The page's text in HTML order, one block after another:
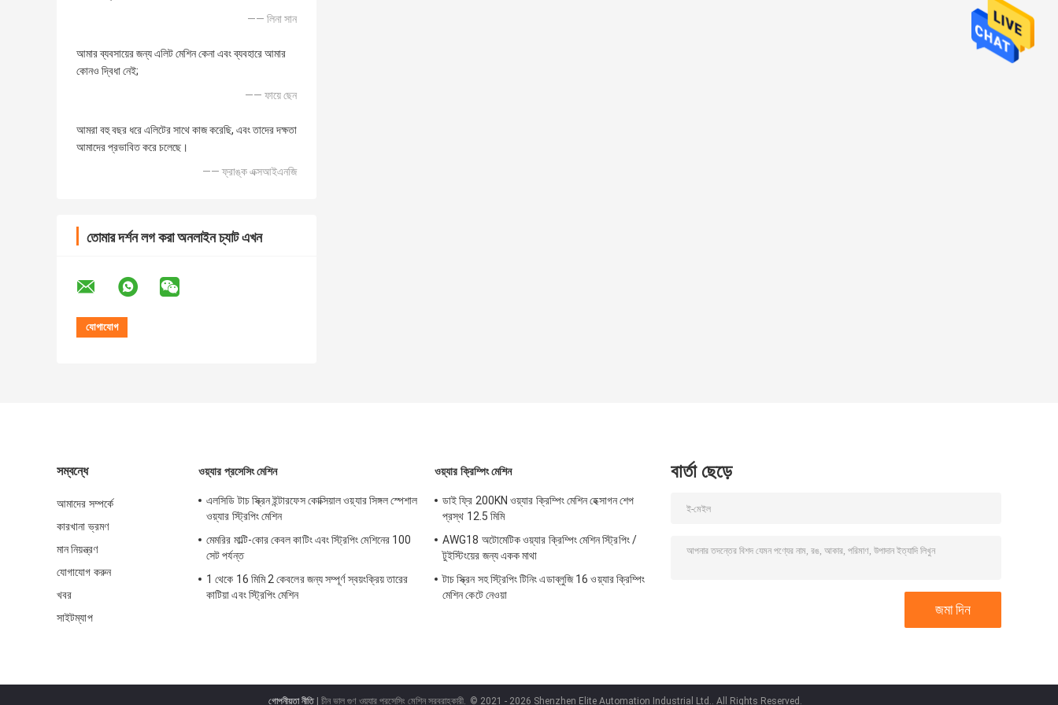
—— লিনা সান
আমার ব্যবসায়ের জন্য এলিট মেশিন কেনা এবং ব্যবহারে আমার
কোনও দ্বিধা নেই;
—— ফায়ে ছেন
আমরা বহু বছর ধরে এলিটের সাথে কাজ করেছি, এবং তাদের দক্ষতা
আমাদের প্রভাবিত করে চলেছে।
—— ফ্রাঙ্ক এক্সআইএনজি
তোমার দর্শন লগ করা অনলাইন চ্যাট এখন
সম্বন্ধে
আমাদের সম্পর্কে
কারখানা ভ্রমণ
মান নিয়ন্ত্রণ
যোগাযোগ করুন
খবর
সাইটম্যাপ
ওয়্যার প্রসেসিং মেশিন
এলসিডি টাচ স্ক্রিন ইন্টারফেস কোক্সিয়াল ওয়্যার সিঙ্গল স্পেশাল
ওয়্যার স্ট্রিপিং মেশিন
মেমরির মাল্টি-কোর কেবল কাটিং এবং স্ট্রিপিং মেশিনের 100
সেট পর্যন্ত
1 থেকে 16 মিমি 2 কেবলের জন্য সম্পূর্ণ স্বয়ংক্রিয় তারের
কাটিয়া এবং স্ট্রিপিং মেশিন
ওয়্যার ক্রিম্পিং মেশিন
ডাই ফ্রি 200KN ওয়্যার ক্রিম্পিং মেশিন হেক্সাগন শেপ
প্রস্থ 12.5 মিমি
AWG18 অটোমেটিক ওয়্যার ক্রিম্পিং মেশিন স্ট্রিপিং /
টুইস্টিংয়ের জন্য একক মাথা
টাচ স্ক্রিন সহ স্ট্রিপিং টিনিং এডাব্লুজি 16 ওয়্যার ক্রিম্পিং
মেশিন কেটে নেওয়া
বার্তা ছেড়ে
গোপনীয়তা নীতি| চীন ভাল গুণ ওয়্যার প্রসেসিং মেশিন সরবরাহকারী. © 2021 - 2026 Shenzhen Elite Automation Industrial Ltd.. All Rights Reserved.